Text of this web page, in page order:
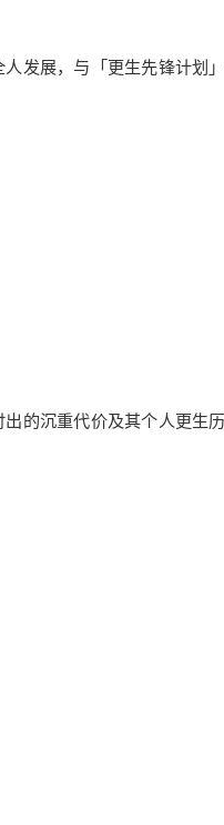
发展，与「更生先锋计划
的沉重代价及其个人更生